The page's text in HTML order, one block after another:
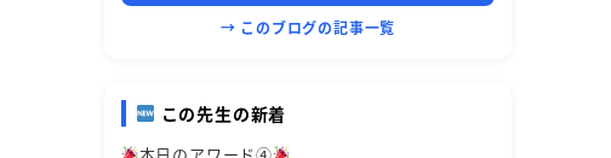
→ このブログの記事一覧
この先生の新着